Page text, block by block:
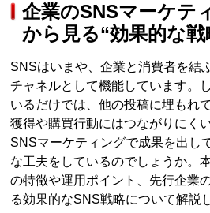
企業のSNSマーケテ
から見る“効果的な戦
SNSはいまや、企業と消費者を結
チャネルとして機能しています。
いるだけでは、他の投稿に埋もれ
獲得や購買行動にはつながりにく
SNSマーケティングで成果を出し
な工夫をしているのでしょうか。
の特徴や運用ポイント、先行企業
る効果的なSNS戦略について解説